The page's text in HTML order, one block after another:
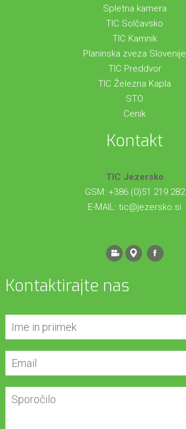
Spletna kamera
TIC Solčavsko
TIC Kamnik
Planinska zveza Slovenije
TIC Preddvor
TIC Železna Kapla
STO
Cenik
Kontakt
TIC Jezersko
GSM: +386 (0)51 219 282
E-MAIL:tic@jezersko.si
Kontaktirajte nas